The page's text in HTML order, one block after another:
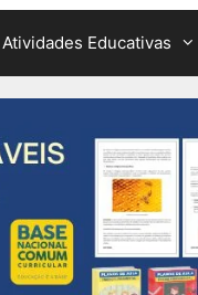
Atividades Educativas